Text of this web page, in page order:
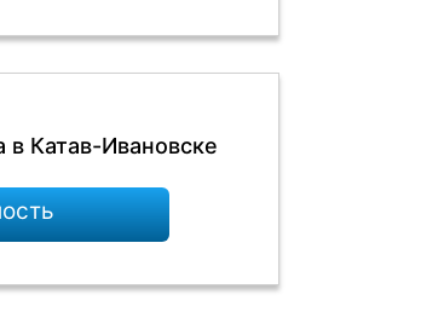
в Катав-Ивановске